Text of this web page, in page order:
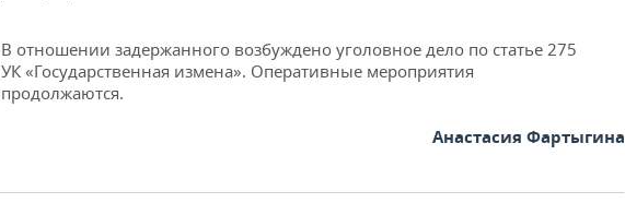
В отношении задержанного возбуждено уголовное дело по статье 275
УК «Государственная измена». Оперативные мероприятия
продолжаются.
Анастасия Фартыгина